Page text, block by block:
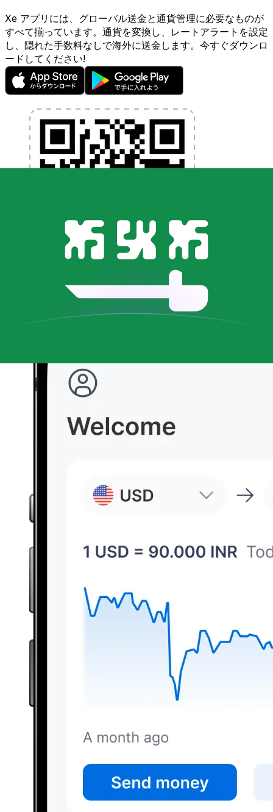
Xe アプリには、グローバル送金と通貨管理に必要なものが
すべて揃っています。通貨を変換し、レートアラートを設定
し、隠れた手数料なしで海外に送金します。今すぐダウンロ
ードしてください!